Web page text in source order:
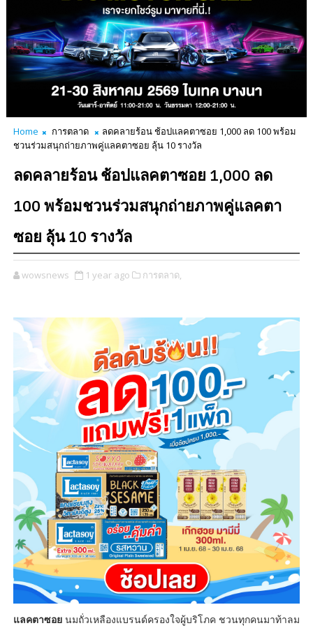
Home การตลาด
ลดคลายร้อน ช้อปแลคตาซอย 1,000 ลด 100 พร้อม
ชวนร่วมสนุกถ่ายภาพคู่แลคตาซอย ลุ้น 10 รางวัล
ลดคลายร้อน ช้อปแลคตาซอย 1,000 ลด
100 พร้อมชวนร่วมสนุกถ่ายภาพคู่แลคตา
ซอย ลุ้น 10 รางวัล
wowsnews 1 year ago การตลาด,
แลคตาซอยนมถั่วเหลืองแบรนด์ครองใจผู้บริโภค ชวนทุกคนมาท้าลม